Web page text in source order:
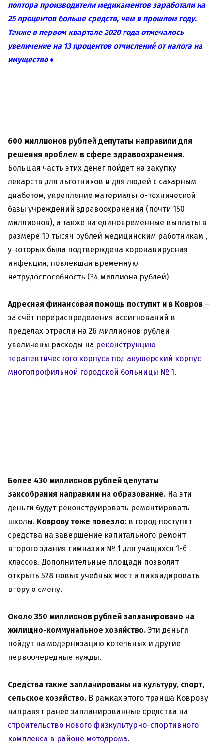
полтора производители медикаментов заработали на
25 процентов больше средств, чем в прошлом году.
Также в первом квартале 2020 года отмечалось
увеличение на 13 процентов отчислений от налога на
имущество ♦
600 миллионов рублей депутаты направили для
решения проблем в сфере здравоохранения.
Большая часть этих денег пойдет на закупку
лекарств для льготников и для людей с сахарным
диабетом, укрепление материально-технической
базы учреждений здравоохранения (почти 150
миллионов), а также на единовременные выплаты в
размере 10 тысяч рублей медицинским работникам ,
у которых была подтверждена коронавирусная
инфекция, повлекшая временную
нетрудоспособность (34 миллиона рублей).
Адресная финансовая помощь поступит и в Ковров –
за счёт перераспределения ассигнований в
пределах отрасли на 26 миллионов рублей
увеличены расходы на реконструкцию
терапевтического корпуса под акушерский корпус
многопрофильной городской больницы № 1 .
Более 430 миллионов рублей депутаты
Заксобрания направили на образование. На эти
деньги будут реконструировать ремонтировать
школы. Коврову тоже повезло: в город поступят
средства на завершение капитального ремонт
второго здания гимназии № 1 для учащихся 1-6
классов. Дополнительные площади позволят
открыть 528 новых учебных мест и ликвидировать
вторую смену.
Около 350 миллионов рублей запланировано на
жилищно-коммунальное хозяйство. Эти деньги
пойдут на модернизацию котельных и другие
первоочередные нужды.
Средства также запланированы на культуру, спорт,
сельское хозяйство. В рамках этого транша Коврову
направят ранее запланированные средства на
строительство нового физкультурно-спортивного
комплекса в районе мотодрома.